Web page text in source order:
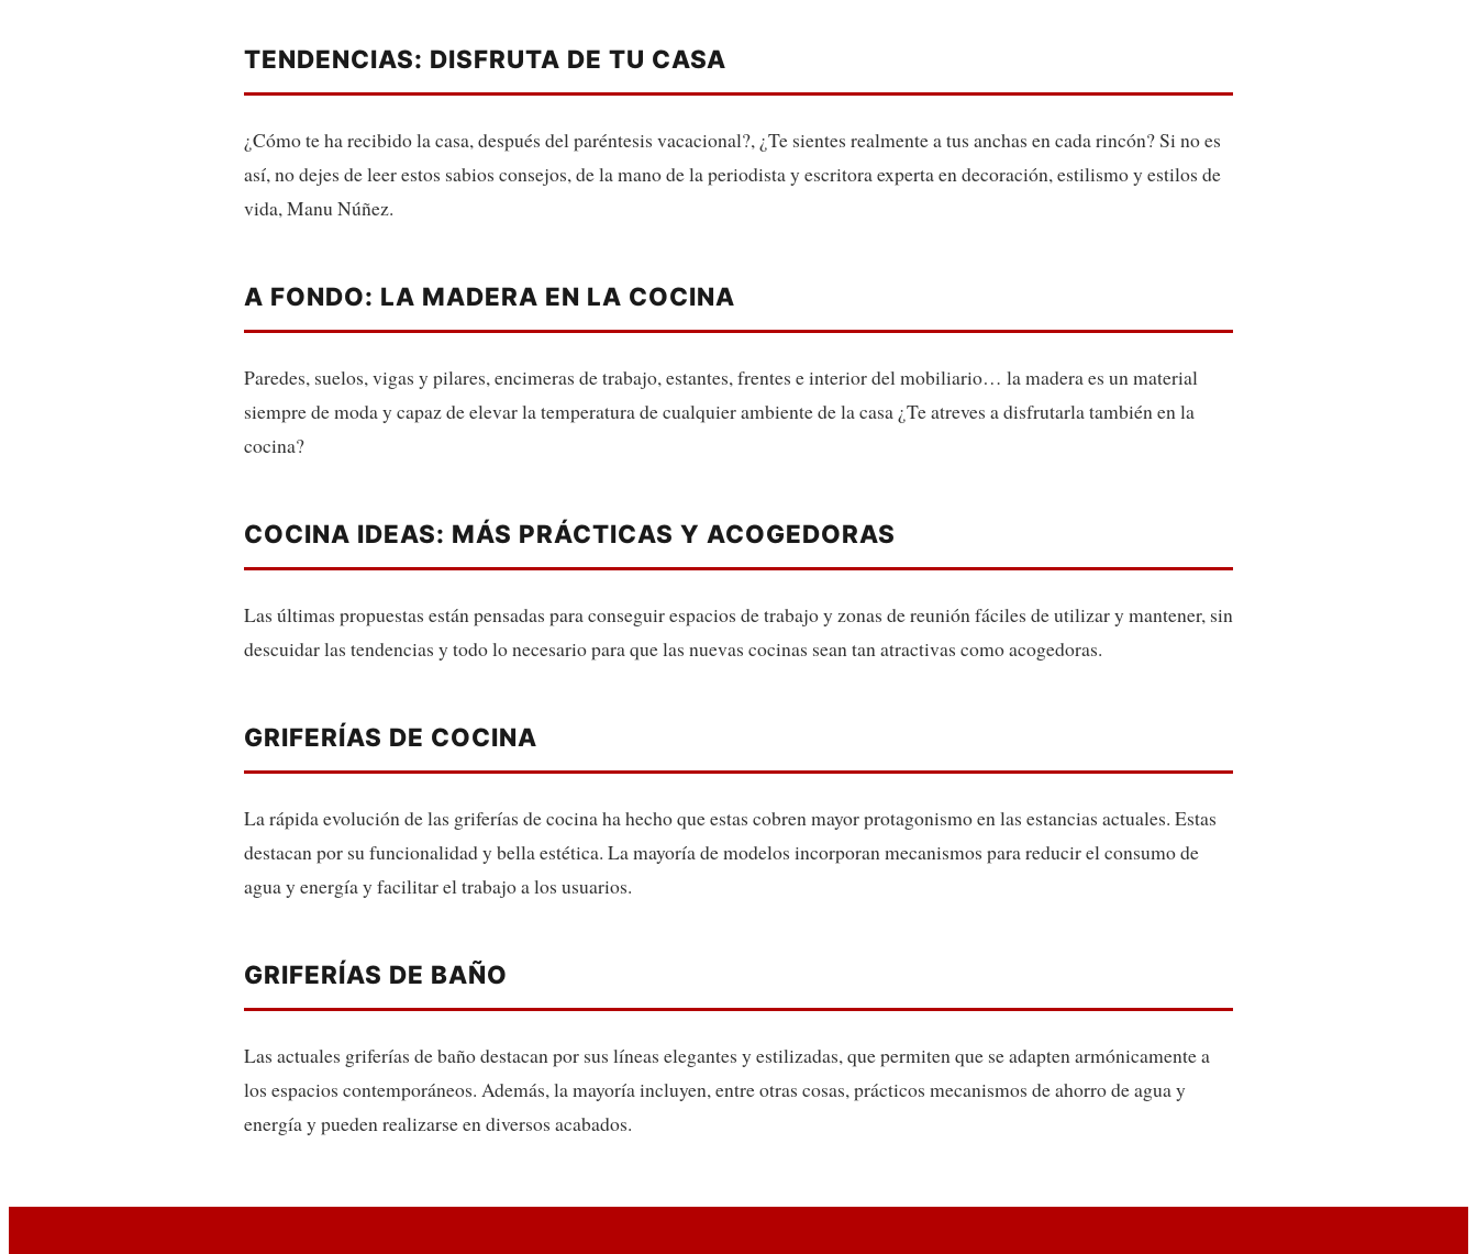
TENDENCIAS: DISFRUTA DE TU CASA
¿Cómo te ha recibido la casa, después del paréntesis vacacional?, ¿Te sientes realmente a tus anchas en cada rincón? Si no es
así, no dejes de leer estos sabios consejos, de la mano de la periodista y escritora experta en decoración, estilismo y estilos de
vida, Manu Núñez.
A FONDO: LA MADERA EN LA COCINA
Paredes, suelos, vigas y pilares, encimeras de trabajo, estantes, frentes e interior del mobiliario… la madera es un material
siempre de moda y capaz de elevar la temperatura de cualquier ambiente de la casa ¿Te atreves a disfrutarla también en la
cocina?
COCINA IDEAS: MÁS PRÁCTICAS Y ACOGEDORAS
Las últimas propuestas están pensadas para conseguir espacios de trabajo y zonas de reunión fáciles de utilizar y mantener, sin
descuidar las tendencias y todo lo necesario para que las nuevas cocinas sean tan atractivas como acogedoras.
GRIFERÍAS DE COCINA
La rápida evolución de las griferías de cocina ha hecho que estas cobren mayor protagonismo en las estancias actuales. Estas
destacan por su funcionalidad y bella estética. La mayoría de modelos incorporan mecanismos para reducir el consumo de
agua y energía y facilitar el trabajo a los usuarios.
GRIFERÍAS DE BAÑO
Las actuales griferías de baño destacan por sus líneas elegantes y estilizadas, que permiten que se adapten armónicamente a
los espacios contemporáneos. Además, la mayoría incluyen, entre otras cosas, prácticos mecanismos de ahorro de agua y
energía y pueden realizarse en diversos acabados.